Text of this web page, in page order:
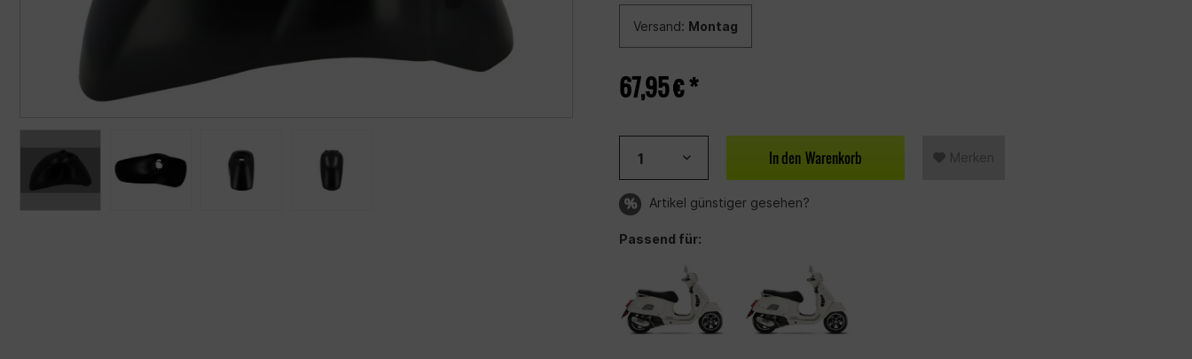
Versand: Montag
67,95 € *
In den Warenkorb Merken
Artikel günstiger gesehen?
Passend für: